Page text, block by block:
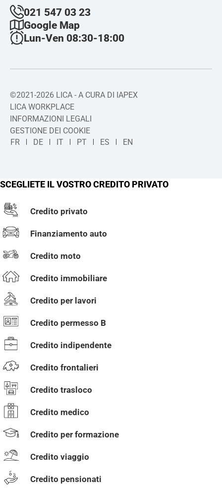
021 547 03 23
Google Map
Lun-Ven 08:30-18:00
©2021-2026 LICA - A CURA DI IAPEX
LICA WORKPLACE
INFORMAZIONI LEGALI
GESTIONE DEI COOKIE
FR
DE IT PT ES EN
SCEGLIETE IL VOSTRO CREDITO PRIVATO
Credito privato
Finanziamento auto
Credito moto
Credito immobiliare
Credito per lavori
Credito permesso B
Credito indipendente
Credito frontalieri
Credito trasloco
Credito medico
Credito per formazione
Credito viaggio
Credito pensionati